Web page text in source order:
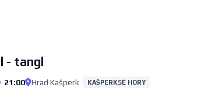
- tangl
21:00 Hrad Kašperk KAŠPERKSÉ HORY